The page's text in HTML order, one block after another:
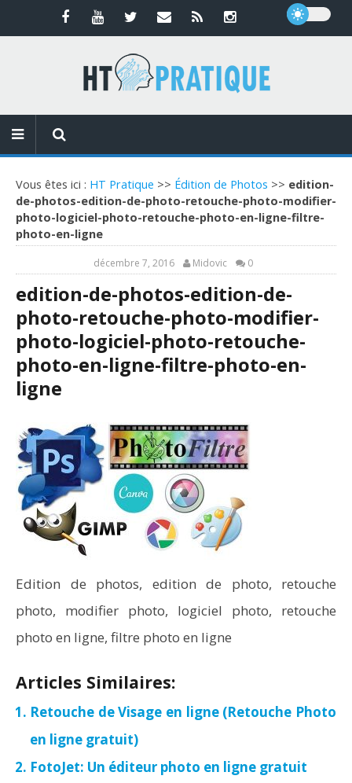
Vous êtes ici : HT Pratique >> Édition de Photos >> edition-
de-photos-edition-de-photo-retouche-photo-modifier-
photo-logiciel-photo-retouche-photo-en-ligne-filtre-
photo-en-ligne
décembre 7, 2016 Midovic 0
edition-de-photos-edition-de-
photo-retouche-photo-modifier-
photo-logiciel-photo-retouche-
photo-en-ligne-filtre-photo-en-
ligne
Edition de photos, edition de photo, retouche
photo, modifier photo, logiciel photo, retouche
photo en ligne, filtre photo en ligne
Articles Similaires:
Retouche de Visage en ligne (Retouche Photo
en ligne gratuit)
FotoJet: Un éditeur photo en ligne gratuit